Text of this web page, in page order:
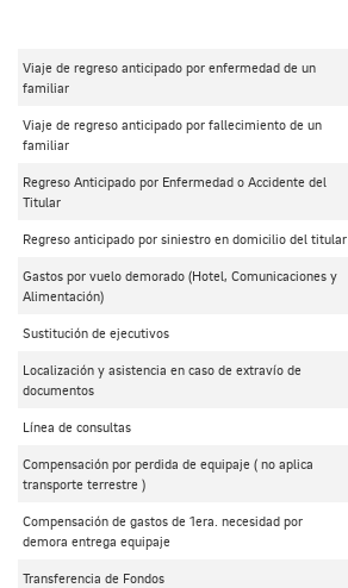
Viaje de regreso anticipado por enfermedad de un
familiar
Viaje de regreso anticipado por fallecimiento de un
familiar
Regreso Anticipado por Enfermedad o Accidente del
Titular
Regreso anticipado por siniestro en domicilio del titular
Gastos por vuelo demorado (Hotel, Comunicaciones y
Alimentación)
Sustitución de ejecutivos
Localización y asistencia en caso de extravío de
documentos
Línea de consultas
Compensación por perdida de equipaje ( no aplica
transporte terrestre )
Compensación de gastos de 1era. necesidad por
demora entrega equipaje
Transferencia de Fondos